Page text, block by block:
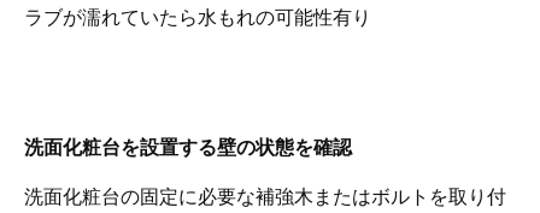
ラブが濡れていたら水もれの可能性有り
洗面化粧台を設置する壁の状態を確認
洗面化粧台の固定に必要な補強木またはボルトを取り付